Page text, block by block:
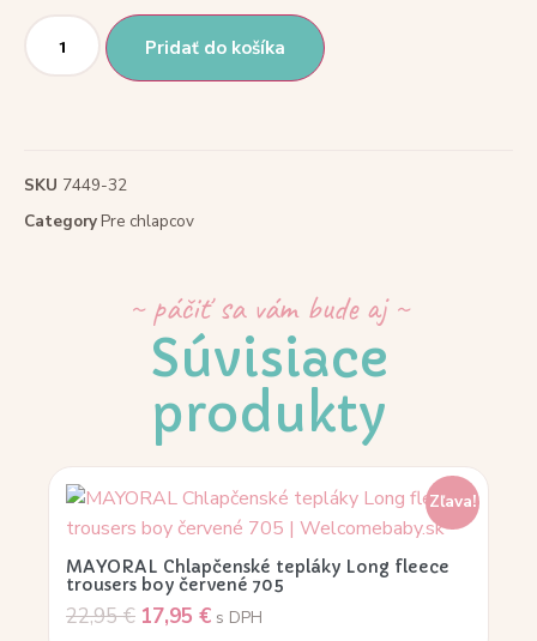
Pridať do košíka
SKU 7449-32
CategoryPre chlapcov
~ páčiť sa vám bude aj ~
Súvisiace
produkty
Zľava!
MAYORAL Chlapčenské tepláky Long fleece
trousers boy červené 705
22,95€ 17,95 € s DPH